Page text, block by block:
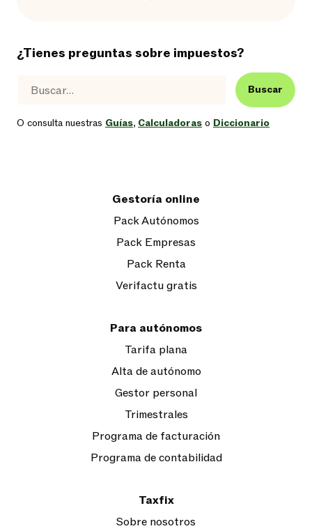
¿Tienes preguntas sobre impuestos?
Buscar
O consulta nuestras Guías, Calculadoras o Diccionario
Gestoría online
Pack Autónomos
Pack Empresas
Pack Renta
Verifactu gratis
Para autónomos
Tarifa plana
Alta de autónomo
Gestor personal
Trimestrales
Programa de facturación
Programa de contabilidad
Taxfix
Sobre nosotros